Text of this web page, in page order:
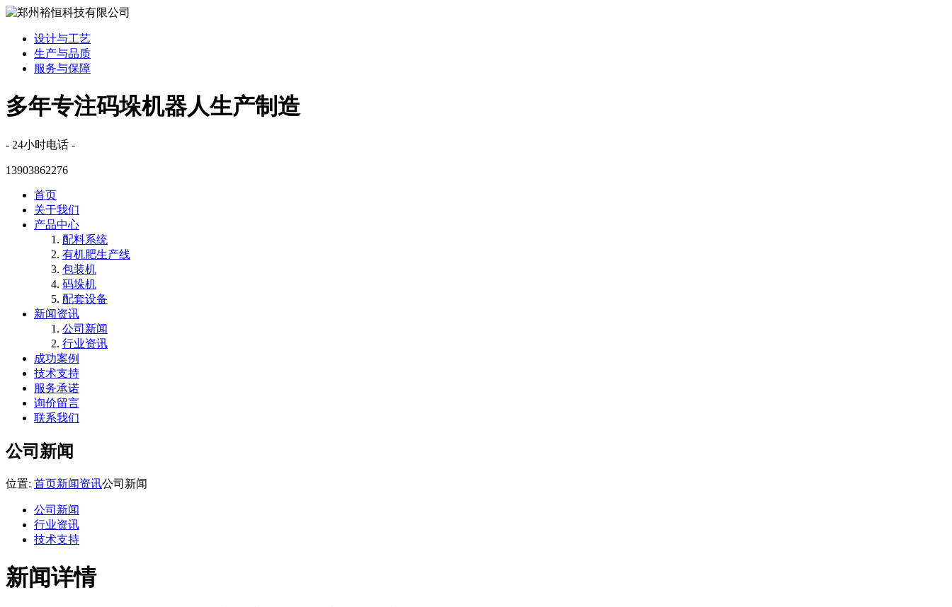
设计与工艺
生产与品质
服务与保障
多年专注码垛机器人生产制造
- 24小时电话 -
13903862276
首页
关于我们
产品中心
配料系统
有机肥生产线
包装机
码垛机
配套设备
新闻资讯
公司新闻
行业资讯
成功案例
技术支持
服务承诺
询价留言
联系我们
公司新闻
位置: 首页新闻资讯公司新闻
公司新闻
行业资讯
技术支持
新闻详情